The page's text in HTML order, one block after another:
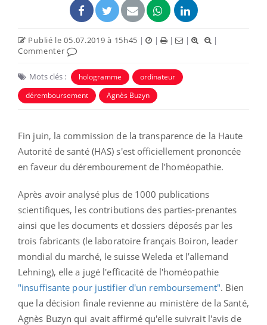
Publié le 05.07.2019 à 15h45 | | | |
|
Commenter
Mots clés : hologramme
ordinateur
déremboursement
Agnès Buzyn
Fin juin, la commission de la transparence de la Haute
Autorité de santé (HAS) s'est officiellement prononcée
en faveur du dérembourement de l’homéopathie.
Après avoir analysé plus de 1000 publications
scientifiques, les contributions des parties-prenantes
ainsi que les documents et dossiers déposés par les
trois fabricants (le laboratoire français Boiron, leader
mondial du marché, le suisse Weleda et l’allemand
Lehning), elle a jugé l'efficacité de l'homéopathie
"insuffisante pour justifier d'un remboursement". Bien
que la décision finale revienne au ministère de la Santé,
Agnès Buzyn qui avait affirmé qu'elle suivrait l'avis de